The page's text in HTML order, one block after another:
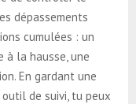
dépassements
cumulées : un
à la hausse, une
En gardant une
de suivi, tu peux